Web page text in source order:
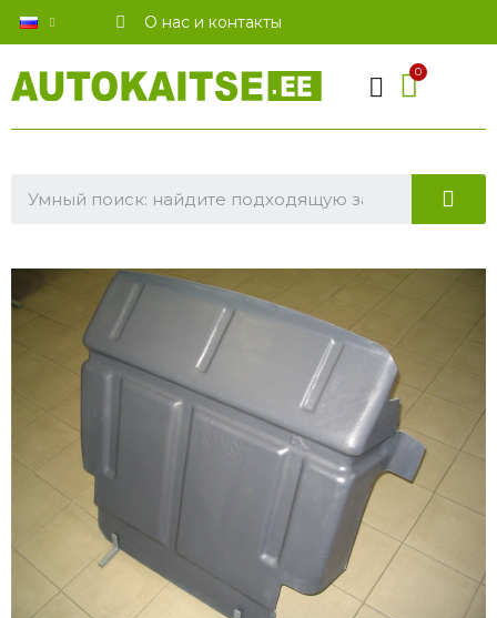
О нас и контакты